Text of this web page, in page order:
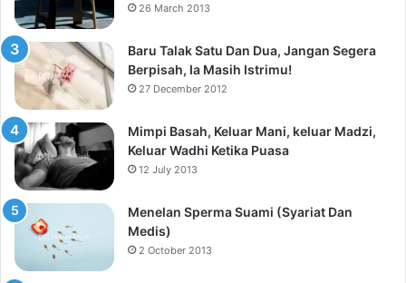
26 March 2013
Baru Talak Satu Dan Dua, Jangan Segera
Berpisah, Ia Masih Istrimu!
27 December 2012
Mimpi Basah, Keluar Mani, keluar Madzi,
Keluar Wadhi Ketika Puasa
12 July 2013
Menelan Sperma Suami (Syariat Dan
Medis)
2 October 2013